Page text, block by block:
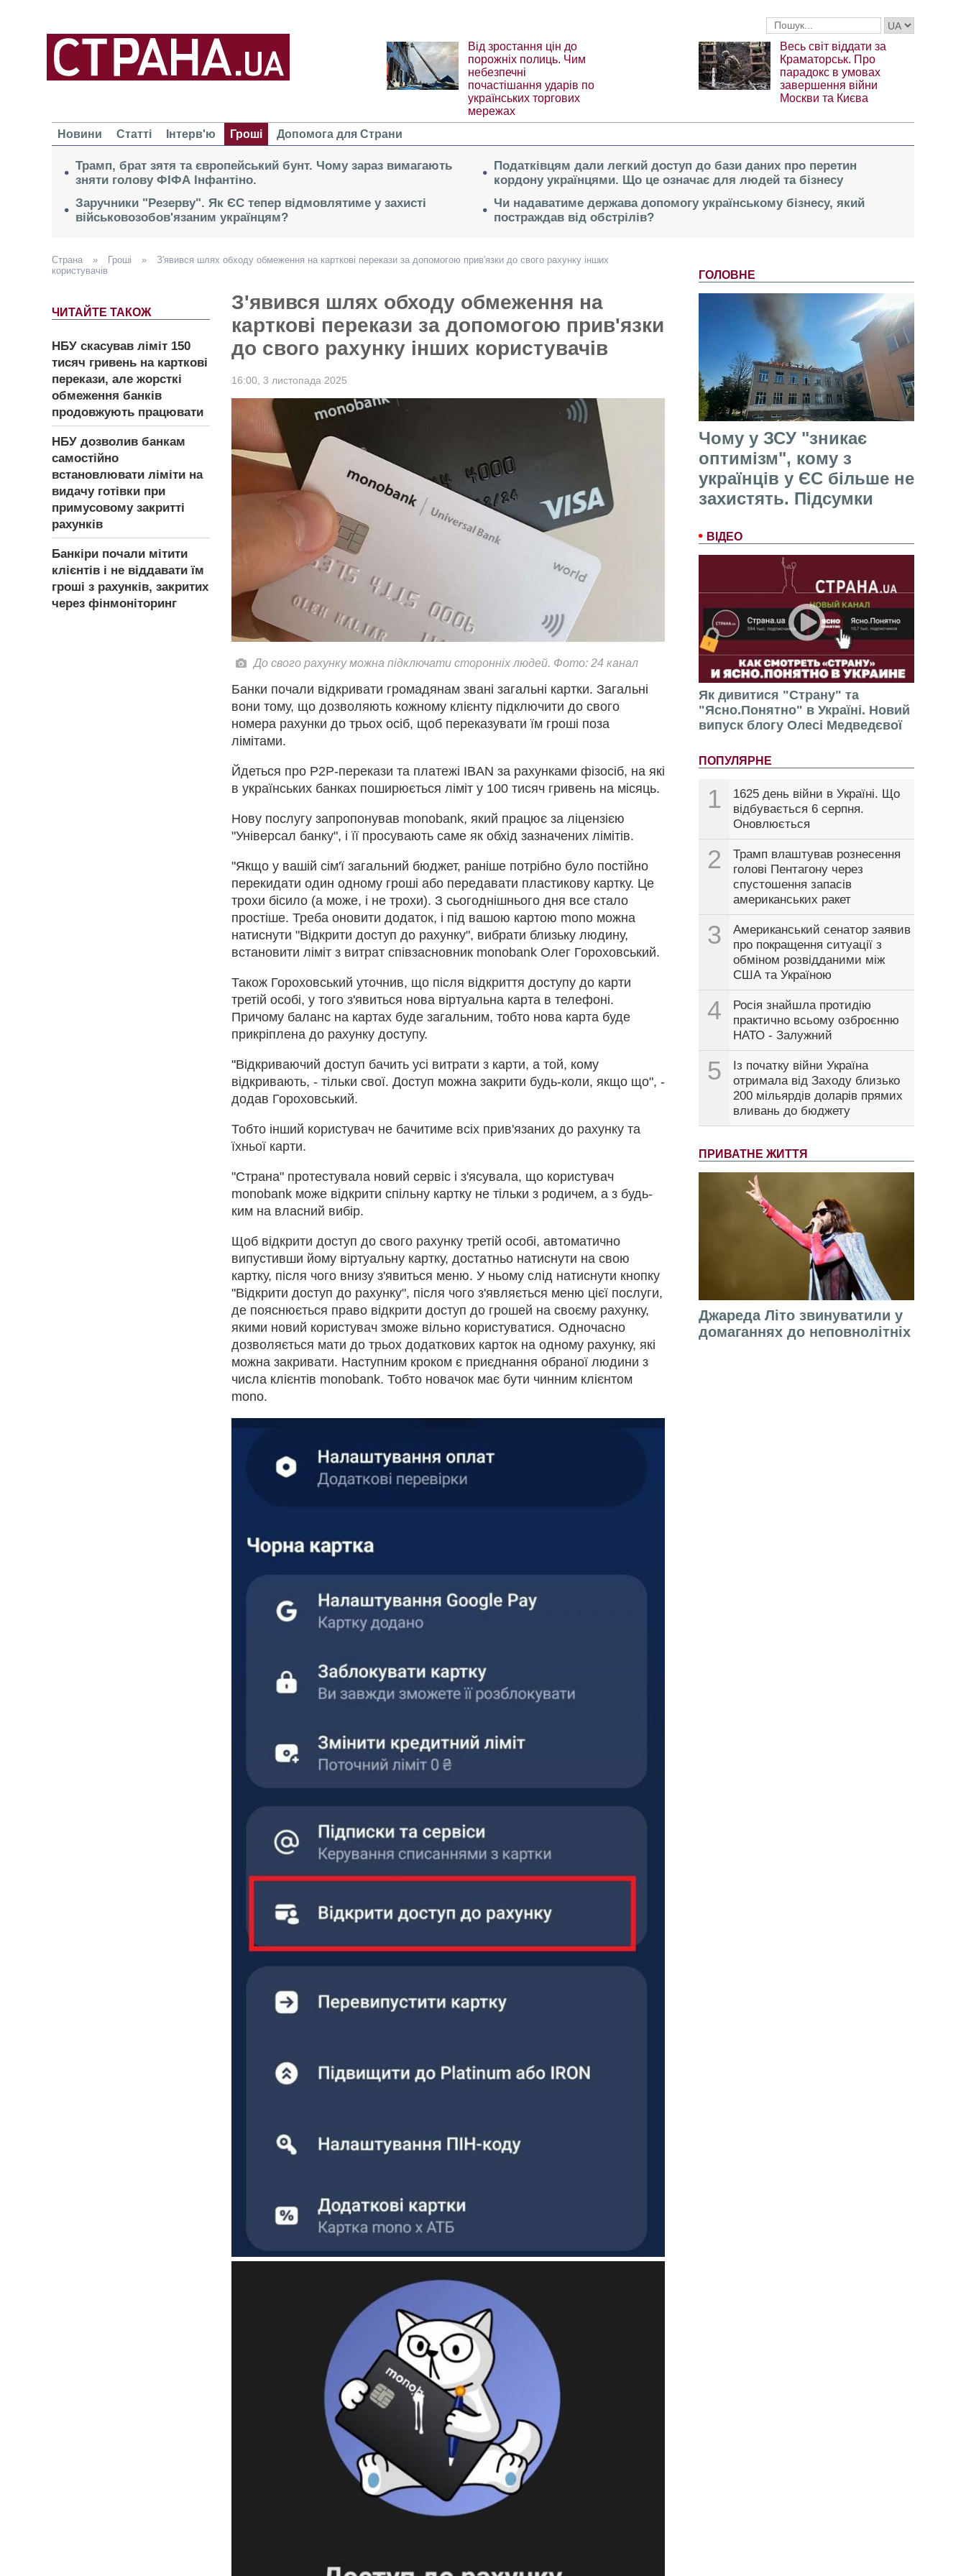
Від зростання цін до
порожніх полиць. Чим
небезпечні
почастішання ударів по
українських торгових
мережах
Весь світ віддати за
Краматорськ. Про
парадокс в умовах
завершення війни
Москви та Києва
Новини Статті Інтерв'ю Гроші Допомога для Страни
Трамп, брат зятя та європейський бунт. Чому зараз вимагають
зняти голову ФІФА Інфантіно.
Заручники "Резерву". Як ЄС тепер відмовлятиме у захисті
військовозобов'язаним українцям?
Податківцям дали легкий доступ до бази даних про перетин
кордону українцями. Що це означає для людей та бізнесу
Чи надаватиме держава допомогу українському бізнесу, який
постраждав від обстрілів?
ГОЛОВНЕ
Чому у ЗСУ "зникає
оптимізм", кому з
українців у ЄС більше не
захистять. Підсумки
ВІДЕО
Як дивитися "Страну" та
"Ясно.Понятно" в Україні. Новий
випуск блогу Олесі Медведєвої
ПОПУЛЯРНЕ
1
1625 день війни в Україні. Що
відбувається 6 серпня.
Оновлюється
2
Трамп влаштував рознесення
голові Пентагону через
спустошення запасів
американських ракет
3
Американський сенатор заявив
про покращення ситуації з
обміном розвідданими між
США та Україною
4
Росія знайшла протидію
практично всьому озброєнню
НАТО - Залужний
5
Із початку війни Україна
отримала від Заходу близько
200 мільярдів доларів прямих
вливань до бюджету
ПРИВАТНЕ ЖИТТЯ
Джареда Літо звинуватили у
домаганнях до неповнолітніх
Страна » Гроші »
З'явився шлях обходу обмеження на карткові перекази за допомогою прив'язки до свого рахунку інших
користувачів
ЧИТАЙТЕ ТАКОЖ
НБУ скасував ліміт 150
тисяч гривень на карткові
перекази, але жорсткі
обмеження банків
продовжують працювати
НБУ дозволив банкам
самостійно
встановлювати ліміти на
видачу готівки при
примусовому закритті
рахунків
Банкіри почали мітити
клієнтів і не віддавати їм
гроші з рахунків, закритих
через фінмоніторинг
З'явився шлях обходу обмеження на
карткові перекази за допомогою прив'язки
до свого рахунку інших користувачів
16:00, 3 листопада 2025
До свого рахунку можна підключати сторонніх людей. Фото: 24 канал
Банки почали відкривати громадянам звані загальні картки. Загальні
вони тому, що дозволяють кожному клієнту підключити до свого
номера рахунки до трьох осіб, щоб переказувати їм гроші поза
лімітами.
Йдеться про Р2Р-перекази та платежі IBAN за рахунками фізосіб, на які
в українських банках поширюється ліміт у 100 тисяч гривень на місяць.
Нову послугу запропонував monobank, який працює за ліцензією
"Універсал банку", і її просувають саме як обхід зазначених лімітів.
"Якщо у вашій сім'ї загальний бюджет, раніше потрібно було постійно
перекидати один одному гроші або передавати пластикову картку. Це
трохи бісило (а може, і не трохи). З сьогоднішнього дня все стало
простіше. Треба оновити додаток, і під вашою картою mono можна
натиснути "Відкрити доступ до рахунку", вибрати близьку людину,
встановити ліміт з витрат співзасновник monobank Олег Гороховський.
Також Гороховський уточнив, що після відкриття доступу до карти
третій особі, у того з'явиться нова віртуальна карта в телефоні.
Причому баланс на картах буде загальним, тобто нова карта буде
прикріплена до рахунку доступу.
"Відкриваючий доступ бачить усі витрати з карти, а той, кому
відкривають, - тільки свої. Доступ можна закрити будь-коли, якщо що", -
додав Гороховський.
Тобто інший користувач не бачитиме всіх прив'язаних до рахунку та
їхньої карти.
"Страна" протестувала новий сервіс і з'ясувала, що користувач
monobank може відкрити спільну картку не тільки з родичем, а з будь-
ким на власний вибір.
Щоб відкрити доступ до свого рахунку третій особі, автоматично
випустивши йому віртуальну картку, достатньо натиснути на свою
картку, після чого внизу з'явиться меню. У ньому слід натиснути кнопку
"Відкрити доступ до рахунку", після чого з'являється меню цієї послуги,
де пояснюється право відкрити доступ до грошей на своєму рахунку,
якими новий користувач зможе вільно користуватися. Одночасно
дозволяється мати до трьох додаткових карток на одному рахунку, які
можна закривати. Наступним кроком є приєднання обраної людини з
числа клієнтів monobank. Тобто новачок має бути чинним клієнтом
mono.